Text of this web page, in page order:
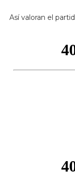
Así valoran el